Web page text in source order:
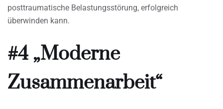
posttraumatische Belastungsstörung, erfolgreich
überwinden kann.
#4 „Moderne
Zusammenarbeit“